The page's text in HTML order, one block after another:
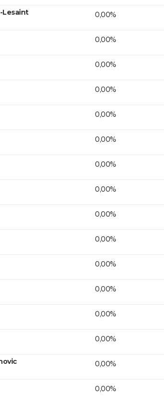
Lesaint 0,00%
0,00%
0,00%
0,00%
0,00%
0,00%
0,00%
0,00%
0,00%
0,00%
0,00%
0,00%
0,00%
0,00%
0,00%
0,00%